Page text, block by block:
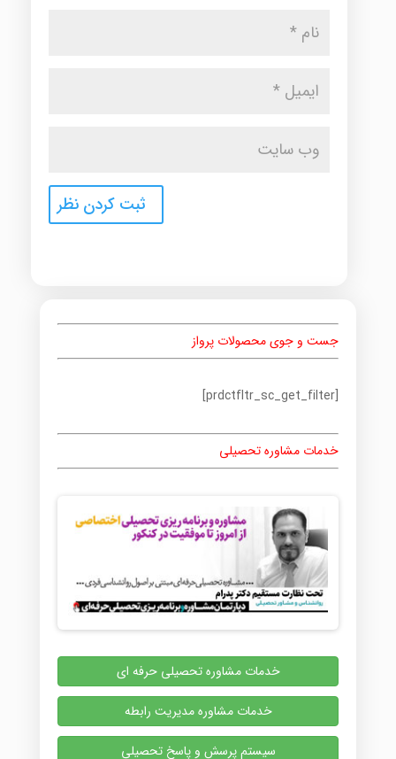
جست و جوی محصولات پرواز
[prdctfltr_sc_get_filter]
خدمات مشاوره تحصیلی
خدمات مشاوره تحصیلی حرفه ای
خدمات مشاوره مدیریت رابطه
سیستم پرسش و پاسخ تحصیلی